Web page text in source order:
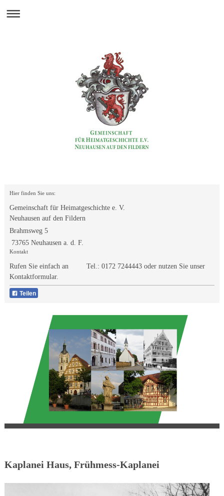
Hier finden Sie uns:
Gemeinschaft für Heimatgeschichte e. V.
Neuhausen auf den Fildern
Brahmsweg 5
73765 Neuhausen a. d. F.
Kontakt
Rufen Sie einfach an Tel.: 0172 7244443oder nutzen Sie unser
Kontaktformular.
Teilen
Kaplanei Haus, Frühmess-Kaplanei